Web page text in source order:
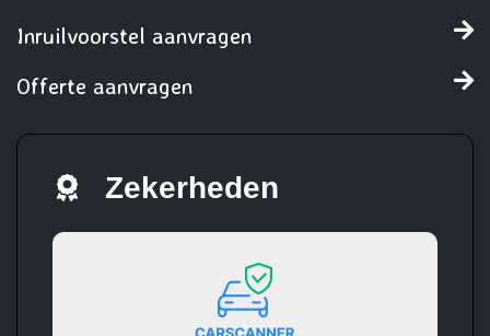
Inruilvoorstel aanvragen
Offerte aanvragen
Zekerheden